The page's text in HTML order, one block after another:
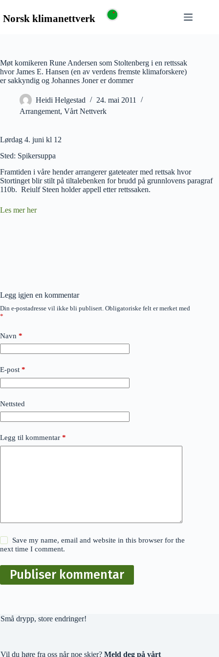
Møt komikeren Rune Andersen som Stoltenberg i en rettssak
hvor James E. Hansen (en av verdens fremste klimaforskere)
er sakkyndig og Johannes Joner er dommer
Heidi Helgestad
24. mai 2011
Arrangement, Vårt Nettverk
Lørdag 4. juni kl 12
Sted: Spikersuppa
Framtiden i våre hender arrangerer gateteater med rettsak hvor
Stortinget blir stilt på tiltalebenken for brudd på grunnlovens paragraf
110b. Reiulf Steen holder appell etter rettssaken.
Les mer her
Legg igjen en kommentar
Din e-postadresse vil ikke bli publisert. Obligatoriske felt er merket med
*
Navn *
E-post *
Nettsted
Legg til kommentar *
Save my name, email and website in this browser for the
next time I comment.
Publiser kommentar
Små drypp, store endringer!
Vil du høre fra oss når noe skjer? Meld deg på vårt